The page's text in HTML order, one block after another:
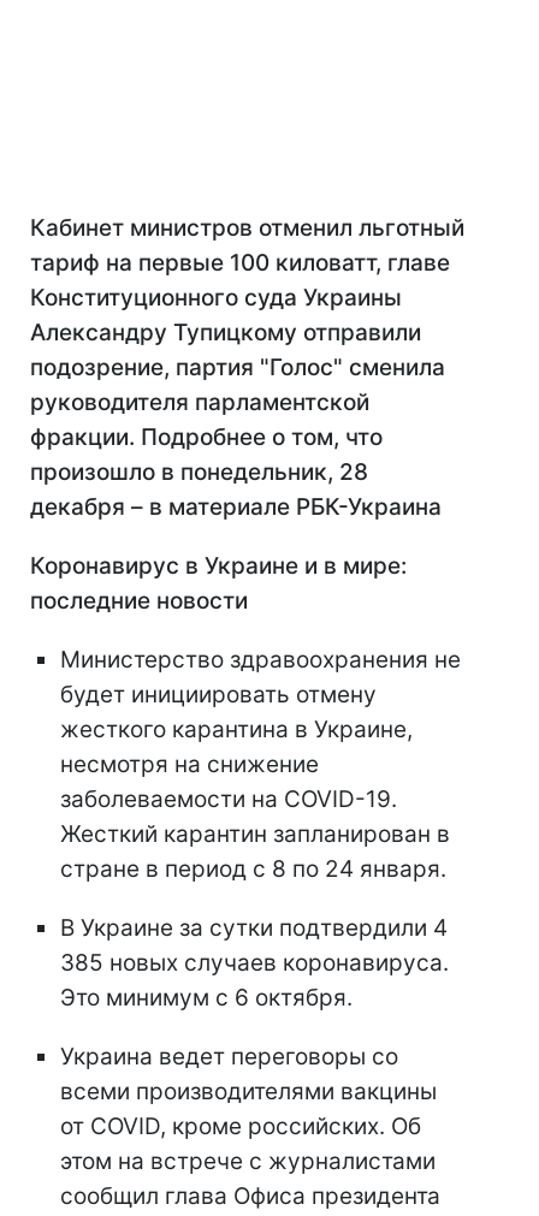
Кабинет министров отменил льготный
тариф на первые 100 киловатт, главе
Конституционного суда Украины
Александру Тупицкому отправили
подозрение, партия "Голос" сменила
руководителя парламентской
фракции. Подробнее о том, что
произошло в понедельник, 28
декабря – в материале РБК-Украина
Коронавирус в Украине и в мире:
последние новости
Министерство здравоохранения не
будет инициировать отмену
жесткого карантина в Украине,
несмотря на снижение
заболеваемости на COVID-19.
Жесткий карантин запланирован в
стране в период с 8 по 24 января.
В Украине за сутки подтвердили 4
385 новых случаев коронавируса.
Это минимум с 6 октября.
Украина ведет переговоры со
всеми производителями вакцины
от COVID, кроме российских. Об
этом на встрече с журналистами
сообщил глава Офиса президента